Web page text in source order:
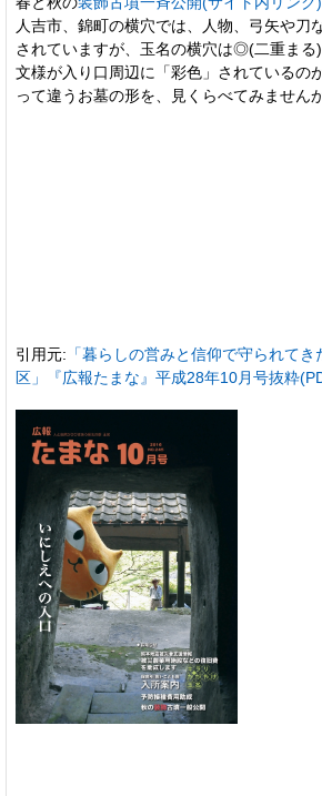
人吉市、錦町の横穴では、人物、弓矢や刀
されていますが、玉名の横穴は◎(二重ま
文様が入り口周辺に「彩色」されているの
って違うお墓の形を、見くらべてみませんか
引用元: 「暮らしの営みと信仰で守られて
区」『広報たまな』平成28年10月号抜粋